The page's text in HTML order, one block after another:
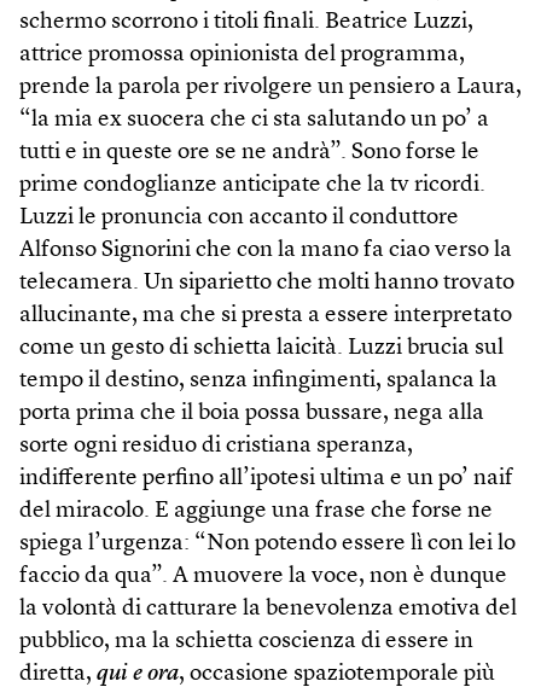
schermo scorrono i titoli finali. Beatrice Luzzi,
attrice promossa opinionista del programma,
prende la parola per rivolgere un pensiero a Laura,
“la mia ex suocera che ci sta salutando un po’ a
tutti e in queste ore se ne andrà”. Sono forse le
prime condoglianze anticipate che la tv ricordi.
Luzzi le pronuncia con accanto il conduttore
Alfonso Signorini che con la mano fa ciao verso la
telecamera. Un siparietto che molti hanno trovato
allucinante, ma che si presta a essere interpretato
come un gesto di schietta laicità. Luzzi brucia sul
tempo il destino, senza infingimenti, spalanca la
porta prima che il boia possa bussare, nega alla
sorte ogni residuo di cristiana speranza,
indifferente perfino all’ipotesi ultima e un po’ naif
del miracolo. E aggiunge una frase che forse ne
spiega l’urgenza: “Non potendo essere lì con lei lo
faccio da qua”. A muovere la voce, non è dunque
la volontà di catturare la benevolenza emotiva del
pubblico, ma la schietta coscienza di essere in
diretta, qui e ora, occasione spaziotemporale più